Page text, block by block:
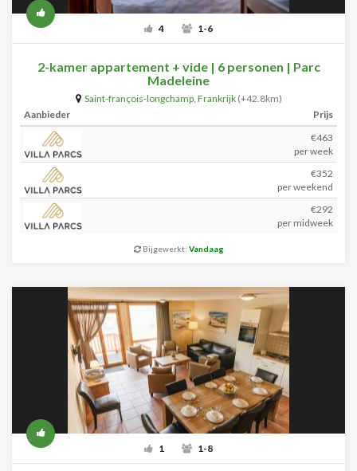
4 1-6
2-kamer appartement + vide | 6 personen | Parc
Madeleine
Saint-françois-longchamp, Frankrijk (+42.8km)
Aanbieder
Prijs
€463
per week
€352
per weekend
€292
per midweek
Bijgewerkt: Vandaag
1 1-8